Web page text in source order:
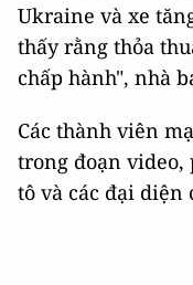
Ukraine và xe
thấy rằng thỏa
chấp hành", nhà
Các thành viên
trong đoạn video,
tô và các đại diện